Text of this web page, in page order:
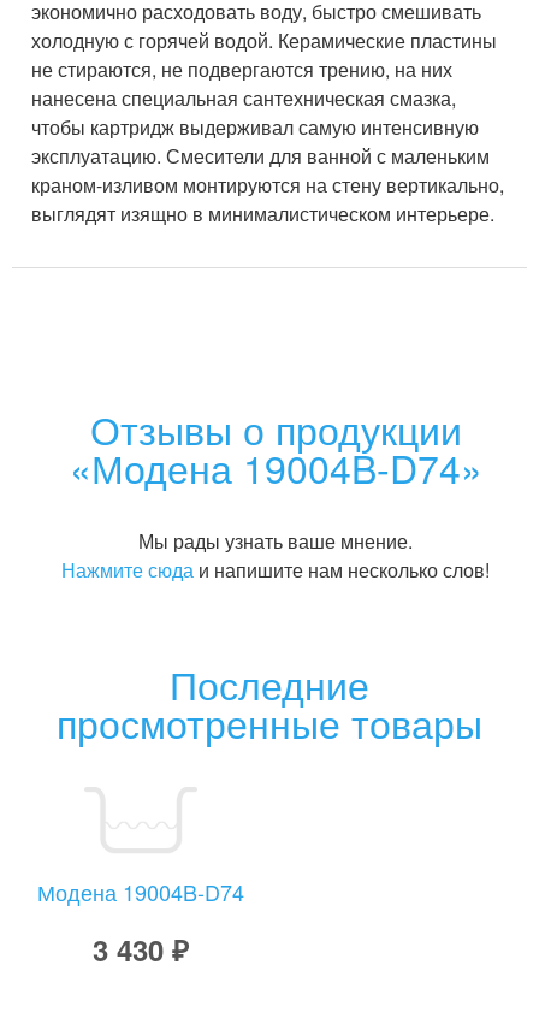
экономично расходовать воду, быстро смешивать
холодную с горячей водой. Керамические пластины
не стираются, не подвергаются трению, на них
нанесена специальная сантехническая смазка,
чтобы картридж выдерживал самую интенсивную
эксплуатацию. Смесители для ванной с маленьким
краном-изливом монтируются на стену вертикально,
выглядят изящно в минималистическом интерьере.
Отзывы о продукции
«Модена 19004B-D74»
Мы рады узнать ваше мнение.
Нажмите сюда и напишите нам несколько слов!
Последние
просмотренные товары
Модена 19004B-D74
3 430 ₽